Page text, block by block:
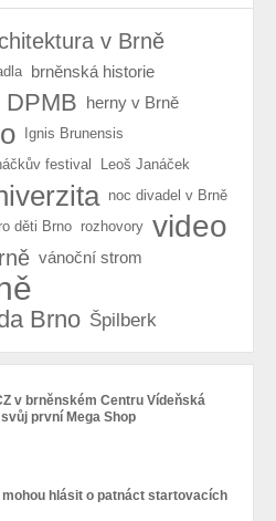
v Brně
brněnská historie
DPMB herny v Brně
Ignis Brunensis
festival Leoš Janáček
noc divadel v Brně
děti Brno rozhovory video
vánoční strom
Brno Špilberk
v brněnském Centru Vídeňská
první Mega Shop
mohou hlásit o patnáct startovacích